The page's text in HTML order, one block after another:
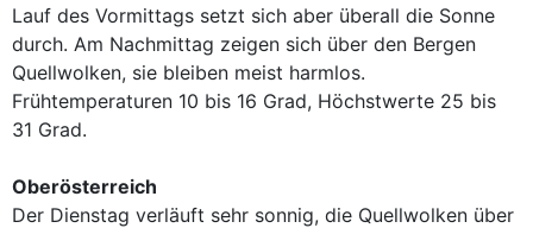
Lauf des Vormittags setzt sich aber überall die Sonne
durch. Am Nachmittag zeigen sich über den Bergen
Quellwolken, sie bleiben meist harmlos.
Frühtemperaturen 10 bis 16 Grad, Höchstwerte 25 bis
31 Grad.
Oberösterreich
Der Dienstag verläuft sehr sonnig, die Quellwolken über